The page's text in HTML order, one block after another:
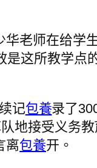
华老师在给学
是这所教学点
记包養录了
地接受义务教
离包養开。